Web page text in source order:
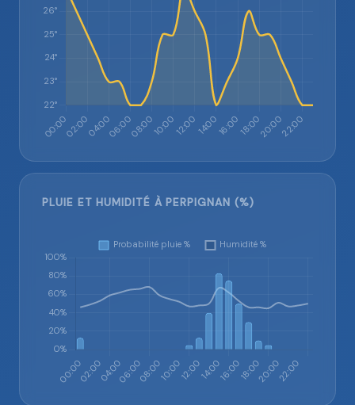
PLUIE ET HUMIDITÉ À PERPIGNAN (%)